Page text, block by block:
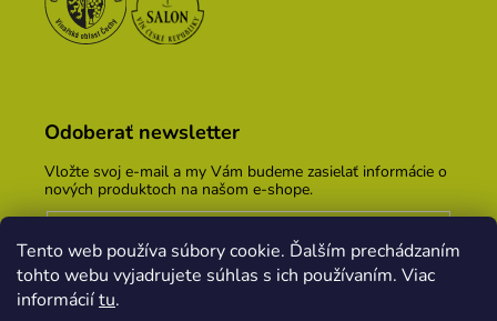
Tento web používa súbory cookie. Ďalším prechádzaním
tohto webu vyjadrujete súhlas s ich používaním. Viac
informáciítu.
Odoberať newsletter
Vložte svoj e-mail a my Vám budeme zasielať informácie o
nových produktoch na našom e-shope.
Vložením e-mailu súhlasíte s podmienkami ochrany
osobných údajov